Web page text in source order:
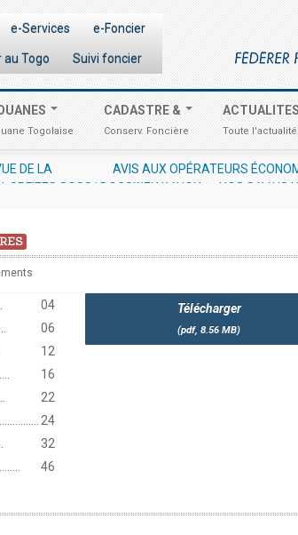
e-Services e-Foncier
au Togo Suivi foncier
Togolaise
CADASTRE &
Conserv. Foncière Toute
OTR/CG/CDDI RELATIF À L'EXCLUSIVITÉ DES
SOUS : DOCUMENTATION → NOS
Télécharger
(pdf,8.56 MB)
04
06
12
16
22
24
32
46